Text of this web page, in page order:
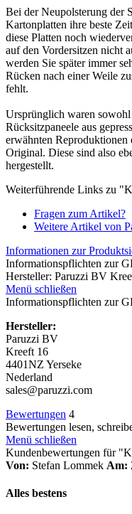
Bei der Neupolsterung der
Kartonplatten ihre beste
diese Platten noch
auf den Vordersitzen nicht
werden Sie später immer
Rücken nach einer Weile
fehlt.
Ursprünglich waren
Rücksitzpaneele aus
erwähnten Reproduktionen
Original. Diese sind also
hergestellt.
Weiterführende Links zu
Fragen zum Artikel?
Weitere Artikel von
Informationen zur
Informationspflichten zur
Hersteller: Paruzzi BV
Menü schließen
Informationspflichten zur
Hersteller:
Paruzzi BV
Kreeft 16
4401NZ Yerseke
Nederland
sales@paruzzi.com
Bewertungen 4
Bewertungen lesen,
Menü schließen
Kundenbewertungen für
Von: Stefan Lommek Am:
Alles bestens